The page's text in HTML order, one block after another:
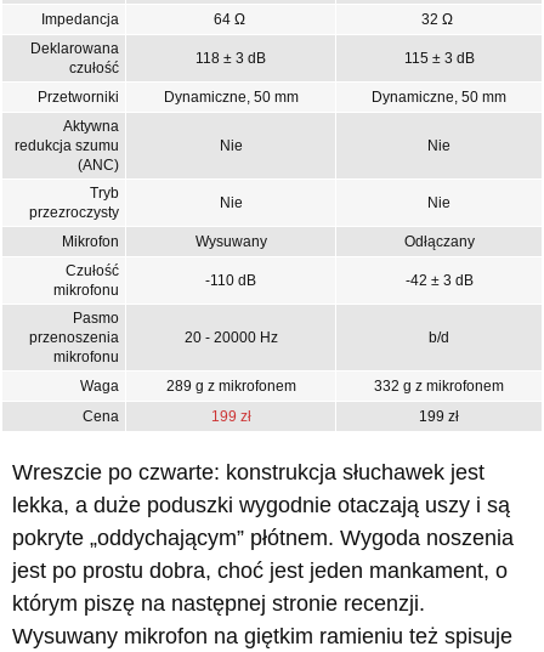
Impedancja 64 Ω
32 Ω
Deklarowana
czułość
118 ± 3 dB 115 ± 3 dB
Przetworniki Dynamiczne, 50 mm
Dynamiczne, 50 mm
Aktywna
redukcja szumu
(ANC)
Nie Nie
Tryb
przezroczysty
Nie Nie
Mikrofon Wysuwany
Odłączany
Czułość
mikrofonu
-110 dB -42 ± 3 dB
Pasmo
przenoszenia
mikrofonu
20 - 20000 Hz b/d
Waga 289 g z mikrofonem
332 g z mikrofonem
Cena
199 zł 199 zł
Wreszcie po czwarte: konstrukcja słuchawek jest
lekka, a duże poduszki wygodnie otaczają uszy i są
pokryte „oddychającym” płótnem. Wygoda noszenia
jest po prostu dobra, choć jest jeden mankament, o
którym piszę na następnej stronie recenzji.
Wysuwany mikrofon na giętkim ramieniu też spisuje